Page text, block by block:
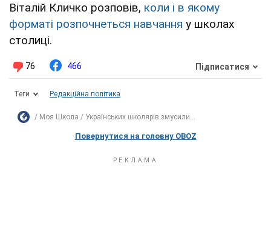
Віталій Кличко розповів, коли і в якому
форматі розпочнеться навчання у школах
столиці.
76 466 Підписатися
Теги Редакційна політика
Моя Школа Українських школярів змусили...
Повернутися на головну OBOZ